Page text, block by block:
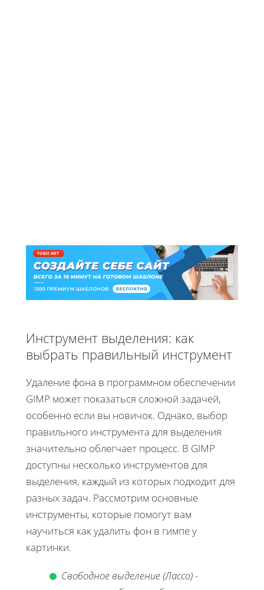
Инструмент выделения: как
выбрать правильный инструмент
Удаление фона в программном обеспечении
GIMP может показаться сложной задачей,
особенно если вы новичок. Однако, выбор
правильного инструмента для выделения
значительно облегчает процесс. В GIMP
доступны несколько инструментов для
выделения, каждый из которых подходит для
разных задач. Рассмотрим основные
инструменты, которые помогут вам
научиться как удалить фон в гимпе у
картинки.
Свободное выделение (Лассо)-